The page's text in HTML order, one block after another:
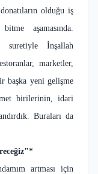
olduğu iş
aşamasında.
suretiyle İnşallah
marketler,
başka yeni gelişme
birilerinin, idari
Buraları da
artması için